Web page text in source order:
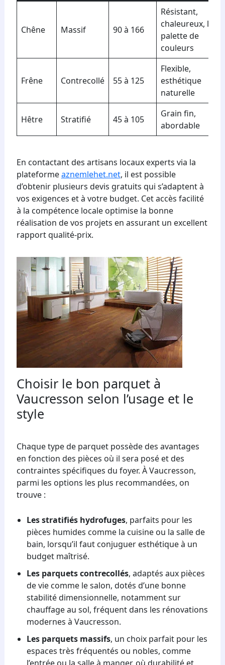
Chêne Massif 90 à 166
Résistant,
chaleureux,
palette de
couleurs
Frêne Contrecollé 55 à 125
Flexible,
esthétique
naturelle
Hêtre Stratifié 45 à 105
Grain fin,
abordable
En contactant des artisans locaux experts via la
plateformeaznemlehet.net, il est possible
d’obtenir plusieurs devis gratuits qui s’adaptent à
vos exigences et à votre budget. Cet accès facilité
à la compétence locale optimise la bonne
réalisation de vos projets en assurant un excellent
rapport qualité-prix.
Choisir le bon parquet à
Vaucresson selon l’usage et le
style
Chaque type de parquet possède des avantages
en fonction des pièces où il sera posé et des
contraintes spécifiques du foyer. À Vaucresson,
parmi les options les plus recommandées, on
trouve :
Les stratifiés hydrofuges, parfaits pour les
pièces humides comme la cuisine ou la salle de
bain, lorsqu’il faut conjuguer esthétique à un
budget maîtrisé.
Les parquets contrecollés, adaptés aux pièces
de vie comme le salon, dotés d’une bonne
stabilité dimensionnelle, notamment sur
chauffage au sol, fréquent dans les rénovations
modernes à Vaucresson.
Les parquets massifs, un choix parfait pour les
espaces très fréquentés ou nobles, comme